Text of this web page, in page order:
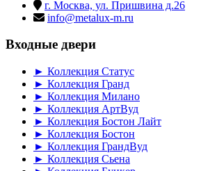
г. Москва, ул. Пришвина д.26
info@metalux-m.ru
Входные двери
► Коллекция Статус
► Коллекция Гранд
► Коллекция Милано
► Коллекция АртВуд
► Коллекция Бостон Лайт
► Коллекция Бостон
► Коллекция ГрандВуд
► Коллекция Сьена